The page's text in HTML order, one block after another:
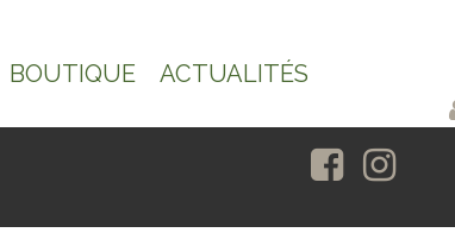
BOUTIQUE ACTUALITÉS